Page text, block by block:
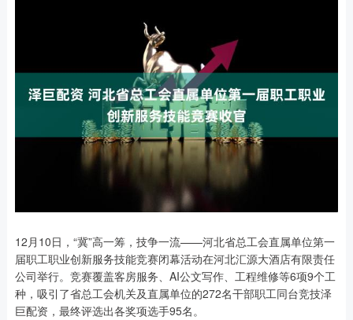
12月10日，“冀”高一筹，技争一流——河北省总工会直属单位第一
届职工职业创新服务技能竞赛闭幕活动在河北汇源大酒店有限责任
公司举行。竞赛覆盖客房服务、AI公文写作、工程维修等6项9个工
种，吸引了省总工会机关及直属单位的272名干部职工同台竞技泽
巨配资，最终评选出各奖项选手95名。